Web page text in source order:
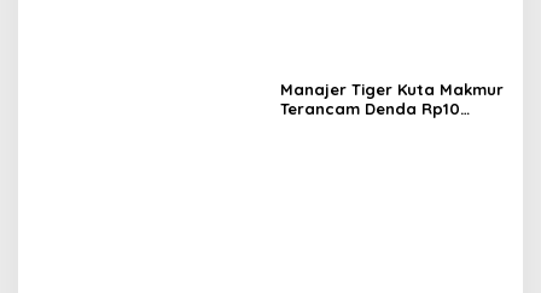
Manajer Tiger Kuta Makmur
Terancam Denda Rp10